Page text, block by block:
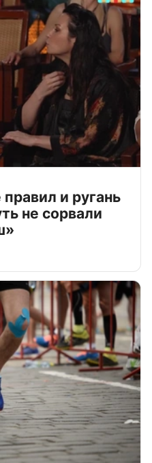
и ругань
не сорвали